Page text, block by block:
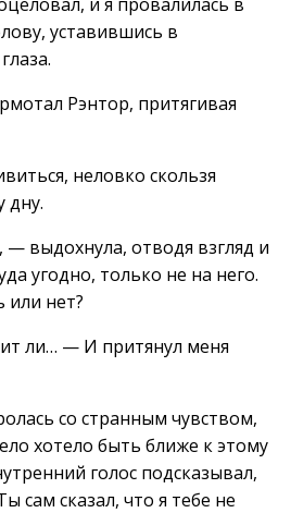
уставившись в
Рэнтор, притягивая
неловко скользя
дну.
выдохнула, отводя взгляд и
угодно, только не на него.
нет?
ли… — И притянул меня
со странным чувством,
хотело быть ближе к этому
голос подсказывал,
сам сказал, что я тебе не